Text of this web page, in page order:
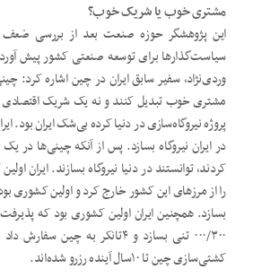
مشتری خوب یا شریک خوب؟
این پژوهشگر حوزه صنعت بعد از بررسی ضعف
سیاست‌گذارها برای توسعه صنعتی کشور پیش
وردی‌نژاد، سفیر سابق ایران در چین اشاره کرد:
مشتری خوب تبدیل کنند و نه یک شریک
پروژه نیروگاه‌سازی در دنیا کرده بی‌شک ایران بود.
در ایران نیروگاه بسازد. پس‌ از آنکه چینی‌ها در
کردند، توانستند در دنیا نیروگاه بسازند. ایران
را از مرزهای این کشور خارج کرد و اولین کشوری
بسازد. همچنین ایران اولین کشوری بود که
۰۰۰/۳۰۰ تنی بسازد و ۴‌تانکر به
کشتی‌سازی چین تا ۱۰‌سال آینده رزرو شده‌اند.